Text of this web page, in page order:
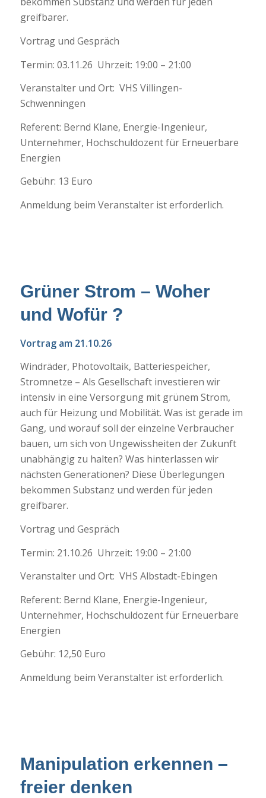
greifbarer.
Vortrag und Gespräch
Termin: 03.11.26 Uhrzeit: 19:00 – 21:00
Veranstalter und Ort: VHS Villingen-
Schwenningen
Referent: Bernd Klane, Energie-Ingenieur,
Unternehmer, Hochschuldozent für Erneuerbare
Energien
Gebühr: 13 Euro
Anmeldung beim Veranstalter ist erforderlich.
Grüner Strom – Woher
und Wofür ?
Vortrag am 21.10.26
Windräder, Photovoltaik, Batteriespeicher,
Stromnetze – Als Gesellschaft investieren wir
intensiv in eine Versorgung mit grünem Strom,
auch für Heizung und Mobilität. Was ist gerade im
Gang, und worauf soll der einzelne Verbraucher
bauen, um sich von Ungewissheiten der Zukunft
unabhängig zu halten? Was hinterlassen wir
nächsten Generationen? Diese Überlegungen
bekommen Substanz und werden für jeden
greifbarer.
Vortrag und Gespräch
Termin: 21.10.26 Uhrzeit: 19:00 – 21:00
Veranstalter und Ort: VHS Albstadt-Ebingen
Referent: Bernd Klane, Energie-Ingenieur,
Unternehmer, Hochschuldozent für Erneuerbare
Energien
Gebühr: 12,50 Euro
Anmeldung beim Veranstalter ist erforderlich.
Manipulation erkennen –
freier denken